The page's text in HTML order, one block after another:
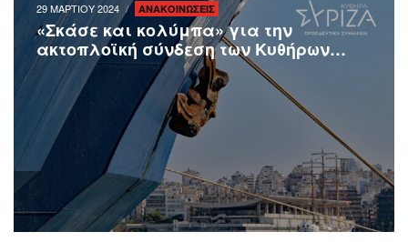
29 ΜΑΡΤΙΟΥ 2024 ΑΝΑΚΟΙΝΩΣΕΙΣ
«Σκάσε και κολύμπα» για την
ακτοπλοϊκή σύνδεση των Κυθήρων…